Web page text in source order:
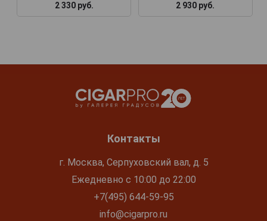
2 330 руб.
2 930 руб.
Контакты
г. Москва, Серпуховский вал, д. 5
Ежедневно с 10:00 до 22:00
+7(495) 644-59-95
info@cigarpro.ru